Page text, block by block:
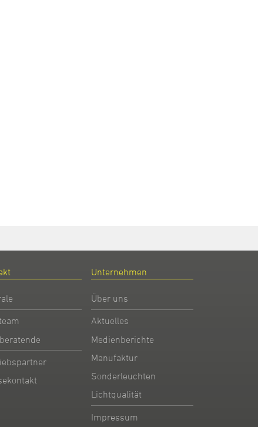
Unternehmen
Über uns
Aktuelles
Medienberichte
Manufaktur
Sonderleuchten
Lichtqualität
Impressum